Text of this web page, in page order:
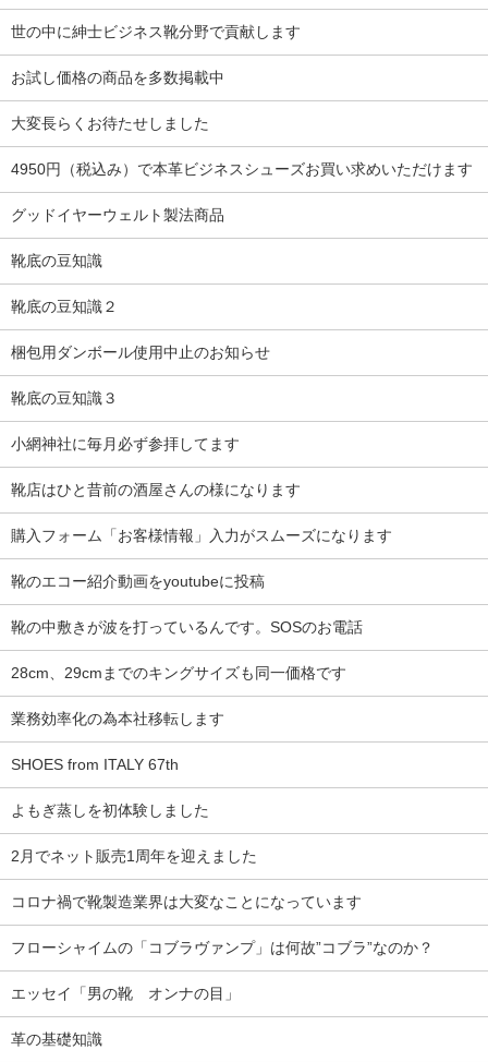
世の中に紳士ビジネス靴分野で貢献します
お試し価格の商品を多数掲載中
大変長らくお待たせしました
4950円（税込み）で本革ビジネスシューズお買い求めいただけます
グッドイヤーウェルト製法商品
靴底の豆知識
靴底の豆知識２
梱包用ダンボール使用中止のお知らせ
靴底の豆知識３
小網神社に毎月必ず参拝してます
靴店はひと昔前の酒屋さんの様になります
購入フォーム「お客様情報」入力がスムーズになります
靴のエコー紹介動画をyoutubeに投稿
靴の中敷きが波を打っているんです。SOSのお電話
28cm、29cmまでのキングサイズも同一価格です
業務効率化の為本社移転します
SHOES from ITALY 67th
よもぎ蒸しを初体験しました
2月でネット販売1周年を迎えました
コロナ禍で靴製造業界は大変なことになっています
フローシャイムの「コブラヴァンプ」は何故”コブラ”なのか？
エッセイ「男の靴 オンナの目」
革の基礎知識